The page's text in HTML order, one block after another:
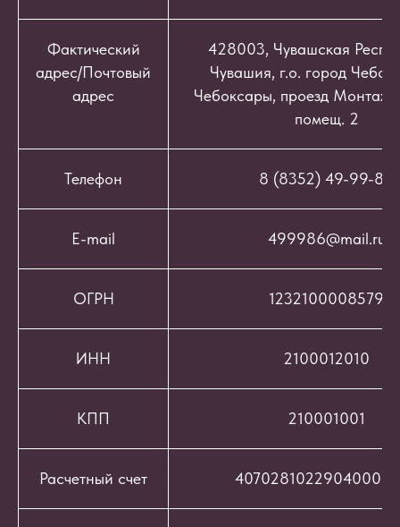
Фактический
адрес/Почтовый
адрес
428003, Чувашская
Чувашия, г.о. город
Чебоксары, проезд
помещ. 2
Телефон 8 (8352) 49-99-86
E-mail 499986@mail.ru
ОГРН 1232100008579
ИНН 2100012010
КПП 210001001
Расчетный счет